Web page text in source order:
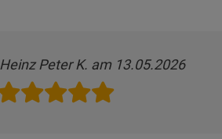
Heinz Peter K. am 13.05.2026